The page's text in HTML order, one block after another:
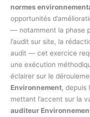
normes
opportunités
— notamment la phase
l’audit sur site, la
audit — cet exercice
une exécution
éclairer sur le
Environnement, depuis
mettant l’accent sur la
auditeur